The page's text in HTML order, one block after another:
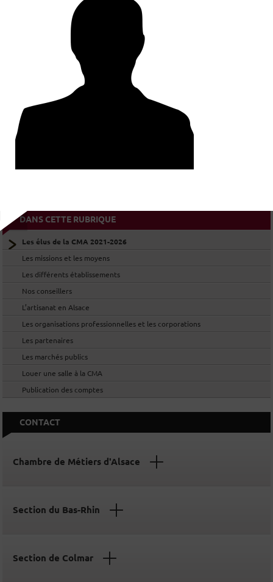
LES ÉLUS DE LA SECTION DE
COLMAR
LES ÉLUS DE LA SECTION DE
MULHOUSE
LES ÉLUS DE LA COMMISSION DES
DANS CETTE RUBRIQUE
Les élus de la CMA 2021-2026
Les missions et les moyens
Les différents établissements
Nos conseillers
L’artisanat en Alsace
Les organisations professionnelles et les corporations
Les partenaires
Les marchés publics
Louer une salle à la CMA
Publication des comptes
CONTACT
Chambre de Métiers d'Alsace
Section du Bas-Rhin
Section de Colmar